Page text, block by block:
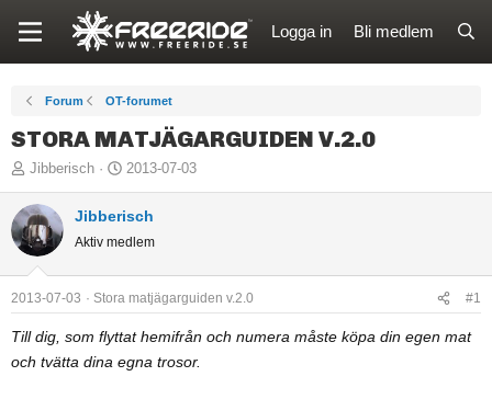
Logga in Bli medlem
Forum OT-forumet
STORA MATJÄGARGUIDEN V.2.0
T
r
å
d
a
r
t
Jibberisch
S
t
a
r
a
t
u
2013-07-03
Jibberisch
Aktiv medlem
2013-07-03 Stora matjägarguiden v.2.0 #1
Till dig, som flyttat hemifrån och numera måste köpa din egen mat
och tvätta dina egna trosor.